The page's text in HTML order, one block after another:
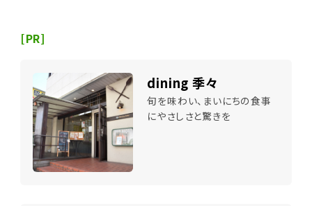
[PR]
dining 季々
旬を味わい、まいにちの食事
にやさしさと驚きを